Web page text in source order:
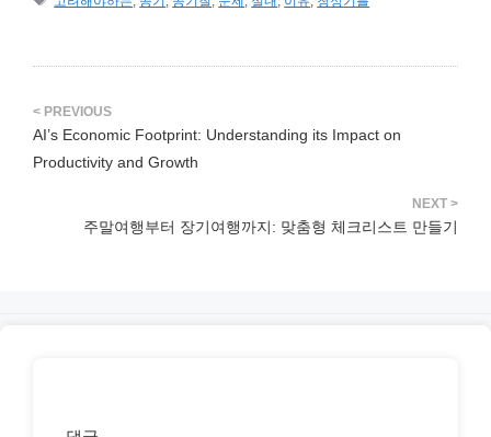
AI’s Economic Footprint: Understanding its Impact on
Productivity and Growth
주말여행부터 장기여행까지: 맞춤형 체크리스트 만들기